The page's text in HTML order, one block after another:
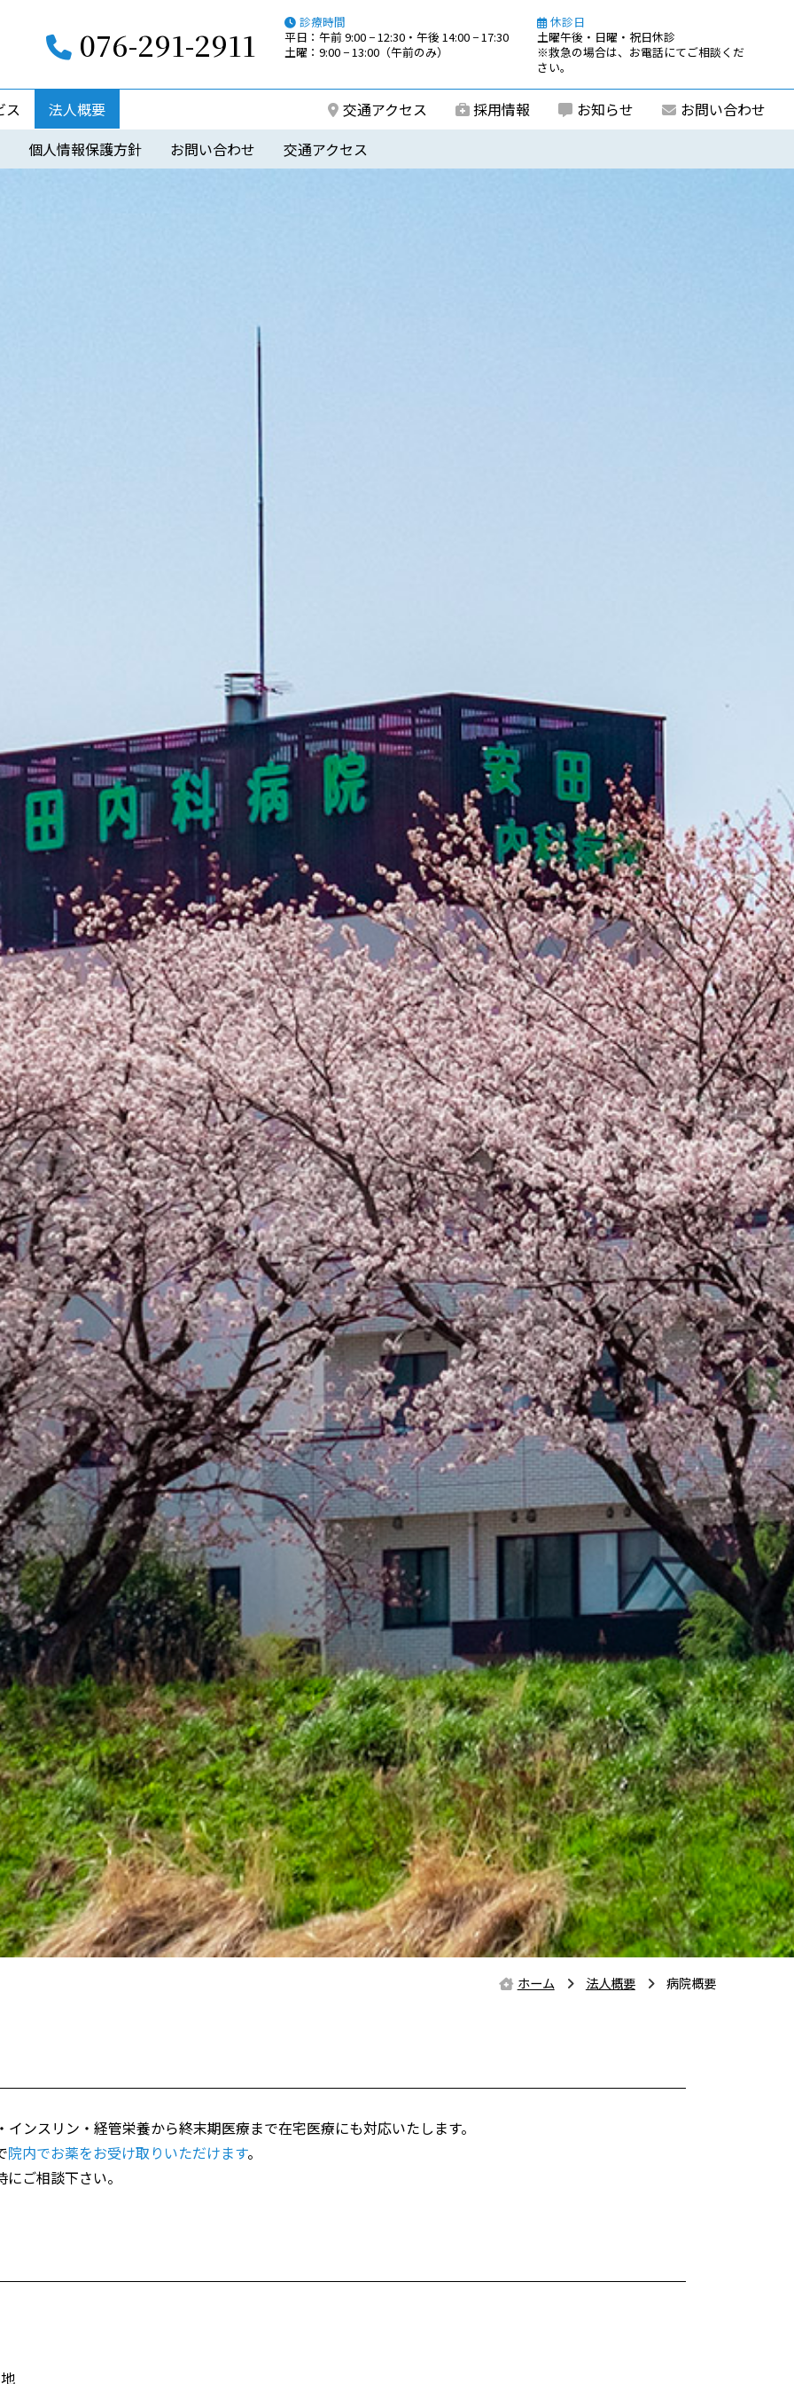
076-291-2911
診療時間
平日：午前 9:00 − 12:30・午後 14:00 − 17:30
土曜：9:00 − 13:00（午前のみ）
休診日
土曜午後・日曜・祝日休診
※救急の場合は、お電話にてご相談くだ
さい。
ス 法人概要 交通アクセス 採用情報 お知らせ
お問い合わせ
個人情報保護方針
お問い合わせ 交通アクセス
ホーム 法人概要 病院概要
ンスリン・経管栄養から終末期医療まで在宅医療にも対応いたします。
院内でお薬をお受け取りいただけます。
ご相談下さい。